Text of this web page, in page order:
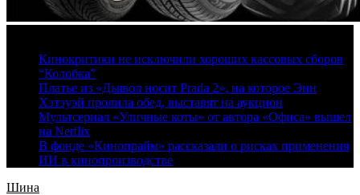
Кинокритики не исключили хороших кассовых сборов
“Колобка”
Платье из «Дьявол носит Prada 2», на которое Энн
Хэтэуэй пролила обед, выставят на аукцион
Мультсериал «Уличные коты» от автора «Офиса» вышел
на Netflix
В фонде «Кинопрайм» рассказали о рисках применения
ИИ в кинопроизводстве
Шина